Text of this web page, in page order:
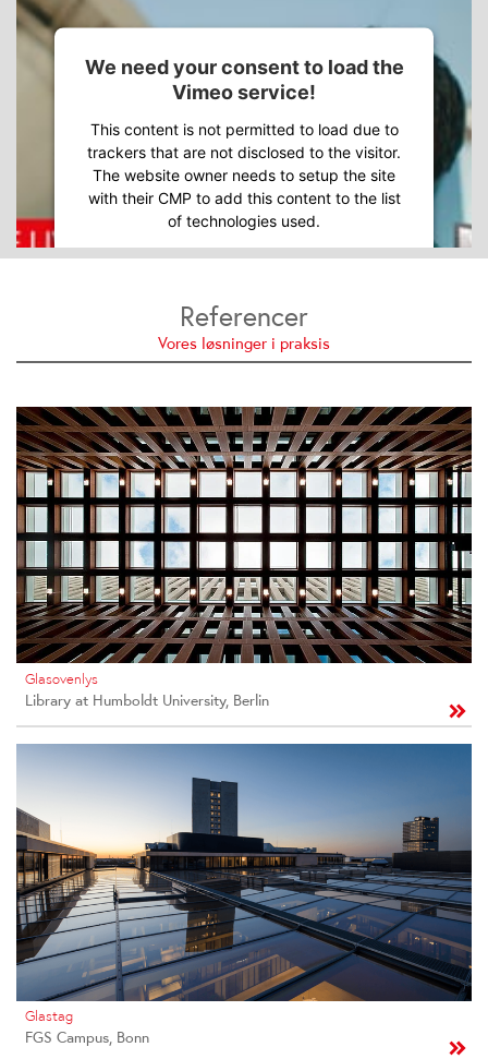
We need your consent to load the
Vimeo service!
This content is not permitted to load due to
trackers that are not disclosed to the visitor.
The website owner needs to setup the site
with their CMP to add this content to the list
of technologies used.
Powered byUsercentrics Consent
Referencer
Vores løsninger i praksis
Glasovenlys
Library at Humboldt University, Berlin
Glastag
FGS Campus, Bonn